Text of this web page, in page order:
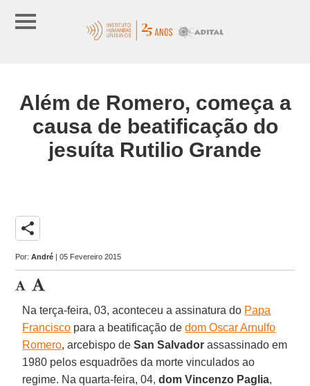
Além de Romero, começa a
causa de beatificação do
jesuíta Rutilio Grande
share
Por:André | 05 Fevereiro 2015
Na terça-feira, 03, aconteceu a assinatura do Papa
Francisco para a beatificação dedom Oscar Arnulfo
Romero, arcebispo deSan Salvador assassinado em
1980 pelos esquadrões da morte vinculados ao
regime. Na quarta-feira, 04,dom Vincenzo Paglia,